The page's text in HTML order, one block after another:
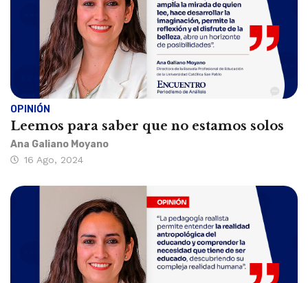
OPINIÓN
Leemos para saber que no estamos solos
Ana Galiano Moyano
16 Ago, 2024